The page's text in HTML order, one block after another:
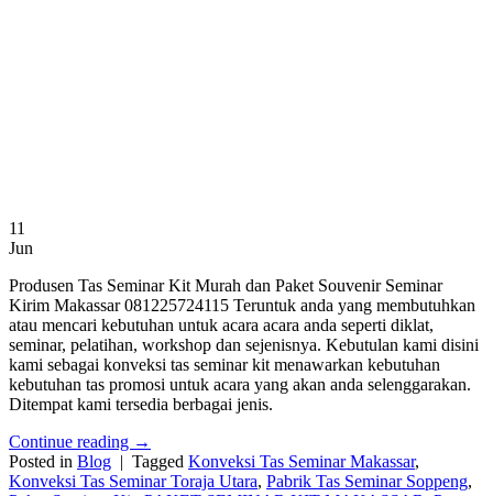
11
Jun
Produsen Tas Seminar Kit Murah dan Paket Souvenir Seminar
Kirim Makassar 081225724115 Teruntuk anda yang membutuhkan
atau mencari kebutuhan untuk acara acara anda seperti diklat,
seminar, pelatihan, workshop dan sejenisnya. Kebutulan kami disini
kami sebagai konveksi tas seminar kit menawarkan kebutuhan
kebutuhan tas promosi untuk acara yang akan anda selenggarakan.
Ditempat kami tersedia berbagai jenis.
Continue reading →
Posted in Blog | Tagged Konveksi Tas Seminar Makassar,
Konveksi Tas Seminar Toraja Utara, Pabrik Tas Seminar Soppeng,